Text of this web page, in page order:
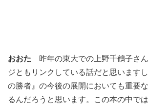
おおた 昨年の東大での上野千鶴子さ
ジともリンクしている話だと思います
の勝者』の今後の展開においても重要
るんだろうと思います。この本の中で